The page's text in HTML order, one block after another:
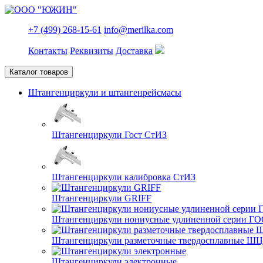
+7 (499) 268-15-61 info@merilka.com
Контакты Реквизиты Доставка
Каталог товаров
Штангенциркули и штангенрейсмасы
Штангенциркули Гост СтИЗ
Штангенциркули калибровка СтИЗ
Штангенциркули GRIFF
Штангенциркули нониусные удлиненной серии
Штангенциркули разметочные твердосплавные